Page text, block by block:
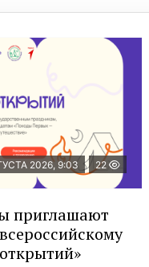
2026, 9:03 22
приглашают